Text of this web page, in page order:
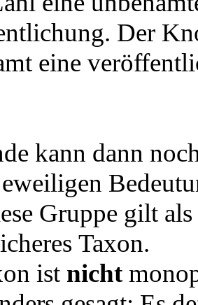
Der
eine
kann dann
Gruppe gilt als
Taxon.
ist nicht